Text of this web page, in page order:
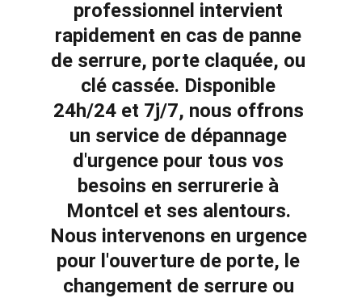
professionnel intervient
rapidement en cas de panne
de serrure, porte claquée, ou
clé cassée. Disponible
24h/24 et 7j/7, nous offrons
un service de dépannage
d'urgence pour tous vos
besoins en serrurerie à
Montcel et ses alentours.
Nous intervenons en urgence
pour l'ouverture de porte, le
changement de serrure ou